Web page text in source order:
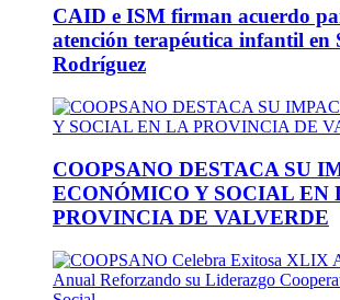
CAID e ISM firman acuerdo
atención terapéutica infantil en
Rodríguez
COOPSANO DESTACA SU
ECONÓMICO Y SOCIAL EN
PROVINCIA DE VALVERDE